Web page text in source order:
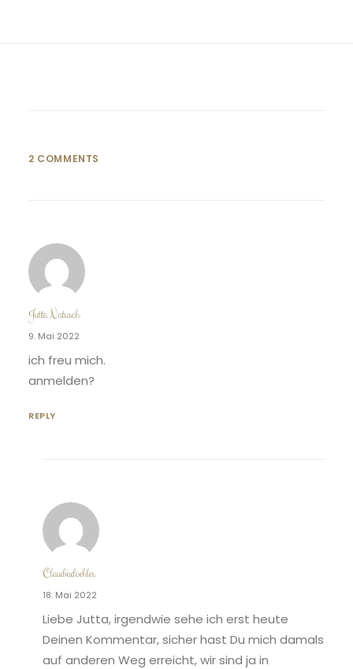
2 COMMENTS
Jutta Natusch
9. Mai 2022
ich freu mich.
anmelden?
REPLY
Claudiadoehler
18. Mai 2022
Liebe Jutta, irgendwie sehe ich erst heute
Deinen Kommentar, sicher hast Du mich damals
auf anderen Weg erreicht, wir sind ja in